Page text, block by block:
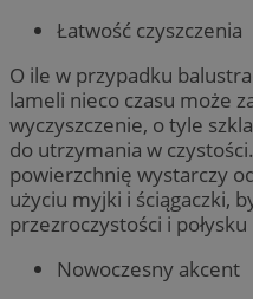
Łatwość czyszczenia
O ile w przypadku
lameli nieco czasu może
wyczyszczenie, o tyle
do utrzymania w
powierzchnię wystarczy
użyciu myjki i ściągaczki,
przezroczystości i
Nowoczesny akcent